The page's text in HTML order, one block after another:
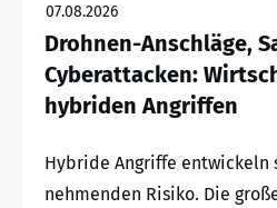
07.08.2026
Drohnen-Anschläge,
Cyberattacken:
hybriden Angriffen
Hybride Angriffe entwickeln
nehmenden Risiko. Die